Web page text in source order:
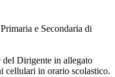
e Secondaria di
del Dirigente in allegato
cellulari in orario scolastico.